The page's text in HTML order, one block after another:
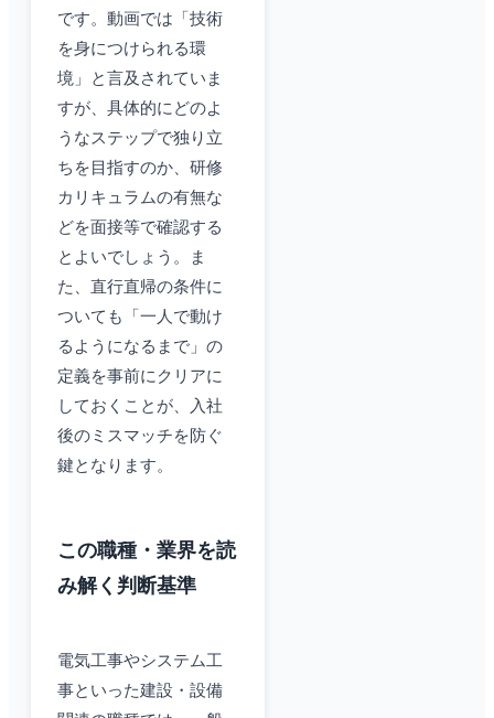
です。動画では「技術
を身につけられる環
境」と言及されていま
すが、具体的にどのよ
うなステップで独り立
ちを目指すのか、研修
カリキュラムの有無な
どを面接等で確認する
とよいでしょう。ま
た、直行直帰の条件に
ついても「一人で動け
るようになるまで」の
定義を事前にクリアに
しておくことが、入社
後のミスマッチを防ぐ
鍵となります。
この職種・業界を読
み解く判断基準
電気工事やシステム工
事といった建設・設備